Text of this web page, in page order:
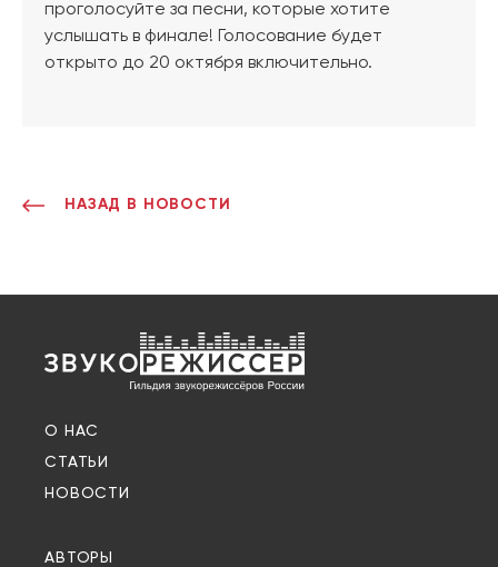
проголосуйте за песни, которые хотите
услышать в финале! Голосование будет
открыто до 20 октября включительно.
НАЗАД В НОВОСТИ
О НАС
СТАТЬИ
НОВОСТИ
АВТОРЫ